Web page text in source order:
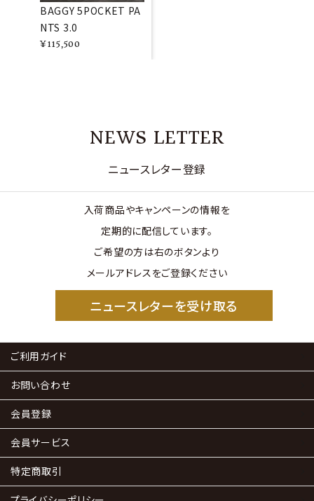
BAGGY 5POCKET PA
NTS 3.0
¥115,500
NEWS LETTER
ニュースレター登録
入荷商品やキャンペーンの情報を
定期的に配信しています。
ご希望の方は右のボタンより
メールアドレスをご登録ください
ニュースレターを受け取る
ご利用ガイド
お問い合わせ
会員登録
会員サービス
特定商取引